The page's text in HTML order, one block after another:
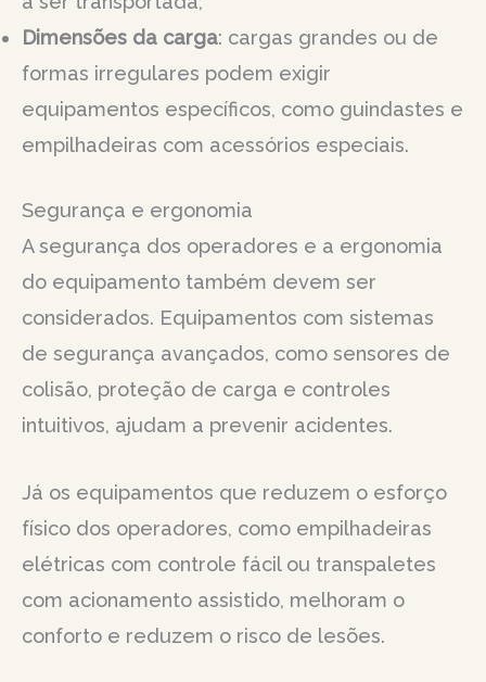
Dimensões da carga: cargas grandes ou de
formas irregulares podem exigir
equipamentos específicos, como guindastes e
empilhadeiras com acessórios especiais.
Segurança e ergonomia
A segurança dos operadores e a ergonomia
do equipamento também devem ser
considerados. Equipamentos com sistemas
de segurança avançados, como sensores de
colisão, proteção de carga e controles
intuitivos, ajudam a prevenir acidentes.
Já os equipamentos que reduzem o esforço
físico dos operadores, como empilhadeiras
elétricas com controle fácil ou transpaletes
com acionamento assistido, melhoram o
conforto e reduzem o risco de lesões.